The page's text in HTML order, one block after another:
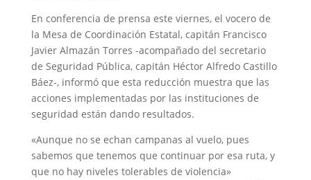
En conferencia de prensa este viernes, el vocero de
la Mesa de Coordinación Estatal, capitán Francisco
Javier Almazán Torres -acompañado del secretario
de Seguridad Pública, capitán Héctor Alfredo Castillo
Báez-, informó que esta reducción muestra que las
acciones implementadas por las instituciones de
seguridad están dando resultados.
«Aunque no se echan campanas al vuelo, pues
sabemos que tenemos que continuar por esa ruta, y
que no hay niveles tolerables de violencia»